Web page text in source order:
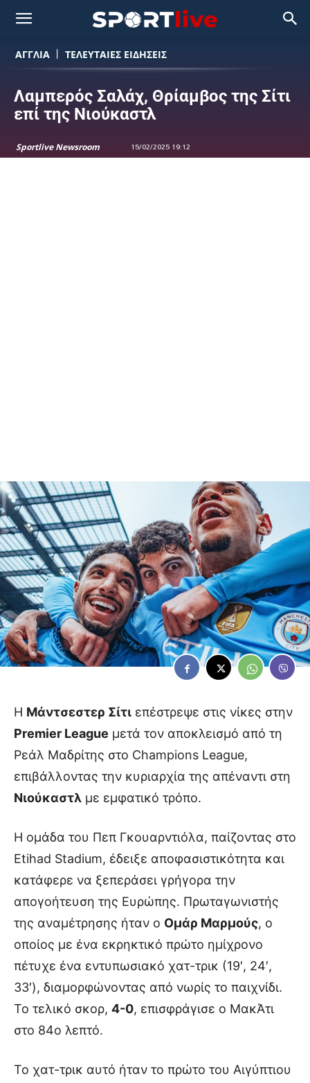
ΑΓΓΛΙΑ ΤΕΛΕΥΤΑΙΕΣ ΕΙΔΗΣΕΙΣ
Λαμπερός Σαλάχ, Θρίαμβος της Σίτι
επί της Νιούκαστλ
Sportlive Newsroom 15/02/2025 19:12
Η Μάντσεστερ Σίτι επέστρεψε στις νίκες στην
Premier League μετά τον αποκλεισμό από τη
Ρεάλ Μαδρίτης στο Champions League,
επιβάλλοντας την κυριαρχία της απέναντι στη
Νιούκαστλ με εμφατικό τρόπο.
Η ομάδα του Πεπ Γκουαρντιόλα, παίζοντας στο
Etihad Stadium, έδειξε αποφασιστικότητα και
κατάφερε να ξεπεράσει γρήγορα την
απογοήτευση της Ευρώπης. Πρωταγωνιστής
της αναμέτρησης ήταν ο Ομάρ Μαρμούς, ο
οποίος με ένα εκρηκτικό πρώτο ημίχρονο
πέτυχε ένα εντυπωσιακό χατ-τρικ (19′, 24′,
33′), διαμορφώνοντας από νωρίς το παιχνίδι.
Το τελικό σκορ, 4-0, επισφράγισε ο ΜακΆτι
στο 84ο λεπτό.
Το χατ-τρικ αυτό ήταν το πρώτο του Αιγύπτιου